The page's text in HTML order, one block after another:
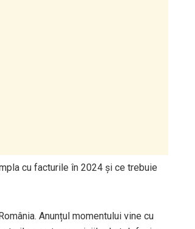
cu facturile în 2024 și ce trebuie
Anunțul momentului vine cu